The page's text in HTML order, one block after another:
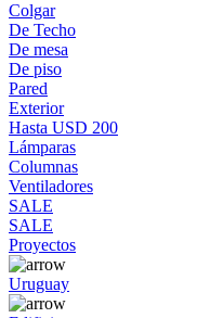
Colgar
De Techo
De mesa
De piso
Pared
Exterior
Hasta USD 200
Lámparas
Columnas
Ventiladores
SALE
SALE
Proyectos
Uruguay